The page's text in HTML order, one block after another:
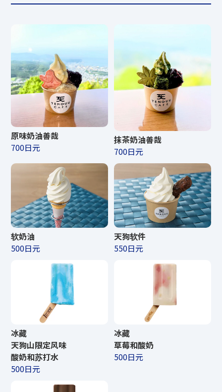
原味奶油善哉
700日元
抹茶奶油善哉
700日元
软奶油
500日元
天狗软件
550日元
冰藏
天狗山限定风味
酸奶和苏打水
500日元
冰藏
草莓和酸奶
500日元